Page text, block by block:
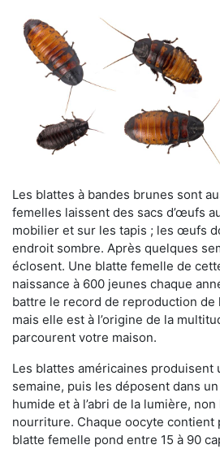
Les blattes à bandes brunes sont
femelles laissent des sacs d’œufs
mobilier et sur les tapis ; les œufs
endroit sombre. Après quelques
éclosent. Une blatte femelle de
naissance à 600 jeunes chaque
battre le record de reproduction de
mais elle est à l’origine de la
parcourent votre maison.
Les blattes américaines produisent
semaine, puis les déposent dans
humide et à l’abri de la lumière,
nourriture. Chaque oocyte
blatte femelle pond entre 15 à 90